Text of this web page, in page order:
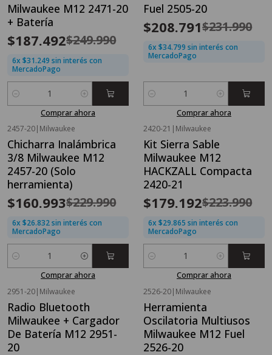
Milwaukee M12 2471-20
+ Batería
$187.492$249.990
6x $31.249 sin interés con
MercadoPago
Cantidad
Comprar ahora
Fuel 2505-20
$208.791$231.990
6x $34.799 sin interés con
MercadoPago
Cantidad
Comprar ahora
OFERTA FLASH⚡
-30%OFF
2457-20| Milwaukee
Chicharra Inalámbrica
3/8 Milwaukee M12
2457-20 (Solo
herramienta)
$160.993$229.990
6x $26.832 sin interés con
MercadoPago
Cantidad
Comprar ahora
OFERTA FLASH⚡
-20%OFF
Nuevo
2420-21 | Milwaukee
Kit Sierra Sable
Milwaukee M12
HACKZALL Compacta
2420-21
$179.192$223.990
6x $29.865 sin interés con
MercadoPago
Cantidad
Comprar ahora
OFERTA FLASH⚡
-35%OFF
2951-20| Milwaukee
Radio Bluetooth
Milwaukee + Cargador
De Batería M12 2951-
20
OFERTA FLASH⚡
-25%OFF
2526-20| Milwaukee
Herramienta
Oscilatoria Multiusos
Milwaukee M12 Fuel
2526-20